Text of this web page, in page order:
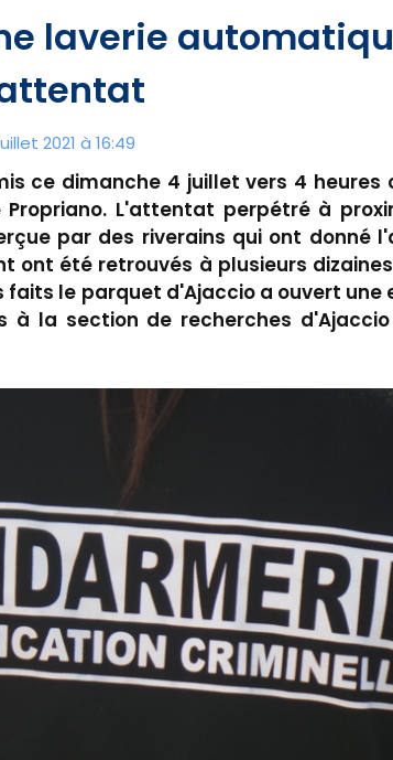
laverie
2021 à 16:49
ce dimanche 4 juillet vers 4 heures
L'attentat perpétré à
par des riverains qui ont donné
ont été retrouvés à plusieurs
faits le parquet d'Ajaccio a ouvert une
à la section de recherches